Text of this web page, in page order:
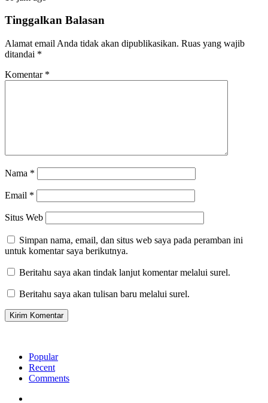
Tinggalkan Balasan
Alamat email Anda tidak akan dipublikasikan. Ruas yang wajib
ditandai *
Komentar *
Nama *
Email *
Situs Web
Simpan nama, email, dan situs web saya pada peramban ini
untuk komentar saya berikutnya.
Beritahu saya akan tindak lanjut komentar melalui surel.
Beritahu saya akan tulisan baru melalui surel.
Popular
Recent
Comments